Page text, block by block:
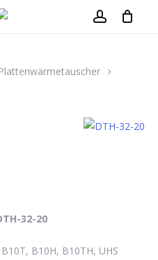
32-20
B10H, B10TH, UHS